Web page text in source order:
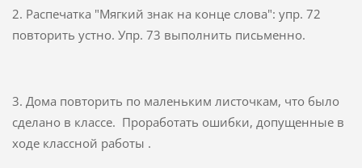
2. Распечатка "Мягкий знак на конце слова": упр. 72
повторить устно. Упр. 73 выполнить письменно.
3. Дома повторить по маленьким листочкам, что было
сделано в классе. Проработать ошибки, допущенные в
ходе классной работы .